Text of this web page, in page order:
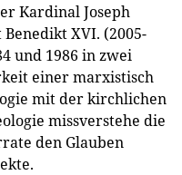
Kardinal Joseph
XVI. (2005-
und 1986 in zwei
einer marxistisch
mit der kirchlichen
missverstehe die
den Glauben